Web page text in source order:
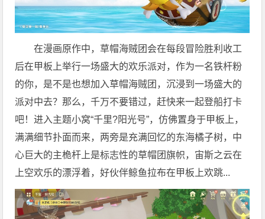
在漫画原作中，草帽海贼团会在每段冒险胜利收工
后在甲板上举行一场盛大的欢乐派对，作为一名铁杆粉
的你，是不是也想加入草帽海贼团，沉浸到一场盛大的
派对中去？那么，千万不要错过，赶快来一起登船打卡
吧！进入主题小窝“千里?阳光号”，仿佛置身于甲板上，
满满细节扑面而来，两旁是充满回忆的东海橘子树，中
心巨大的主桅杆上是标志性的草帽团旗帜，宙斯之云在
上空欢乐的漂浮着，好伙伴鲸鱼拉布在甲板上欢跳...